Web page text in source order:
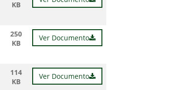
KB
250
KB
Ver Documento
114
KB
Ver Documento